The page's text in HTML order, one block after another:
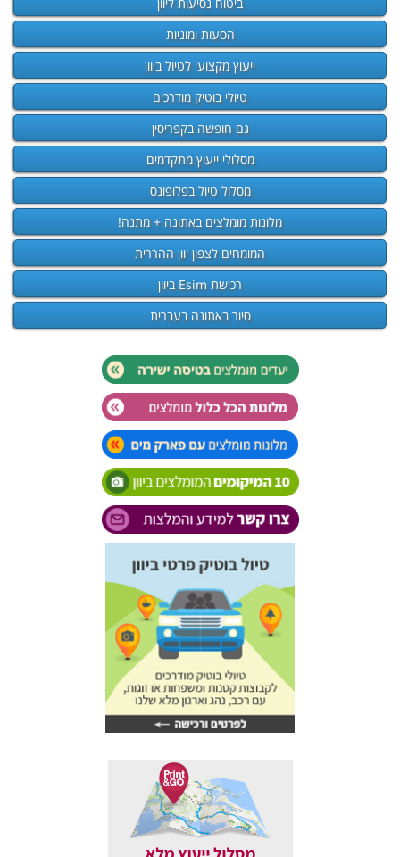
הסעות ומוניות
ייעוץ מקצועי לטיול ביוון
טיולי בוטיק מודרכים
גם חופשה בקפריסין
מסלולי ייעוץ מתקדמים
מסלול טיול בפלופונס
מלונות מומלצים באתונה + מתנה!
המומחים לצפון יוון ההררית
רכישת Esim ביוון
סיור באתונה בעברית